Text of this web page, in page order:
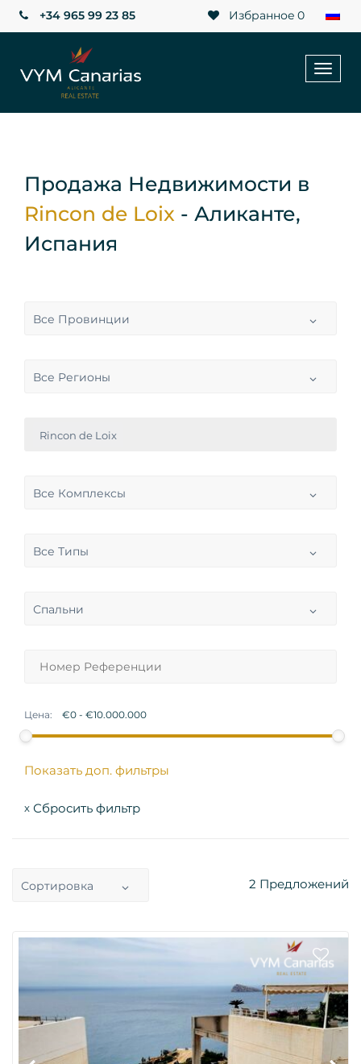
Избранное 0
+34 965 99 23 85
Продажа Недвижимости в
Rincon de Loix - Аликанте,
Испания
Все Провинции
Все Регионы
Rincon de Loix
Все Комплексы
Все Типы
Спальни
Цена:
Показать доп. фильтры
x Сбросить фильтр
Сортировка 2 Предложений